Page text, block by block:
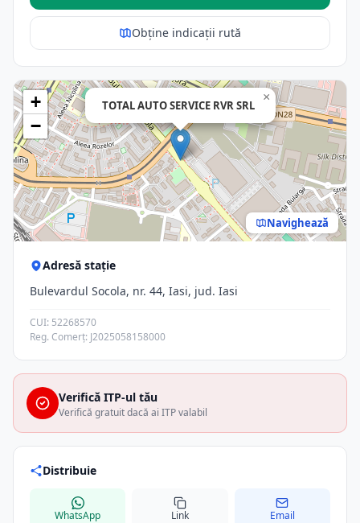
Obține indicații rută
TOTAL AUTO SERVICE RVR SRL
×
+
−
Navighează
Adresă stație
Bulevardul Socola, nr. 44, Iasi, jud. Iasi
CUI: 52268570
Reg. Comerț: J2025058158000
Verifică ITP-ul tău
Verifică gratuit dacă ai ITP valabil
Distribuie
WhatsApp Link Email